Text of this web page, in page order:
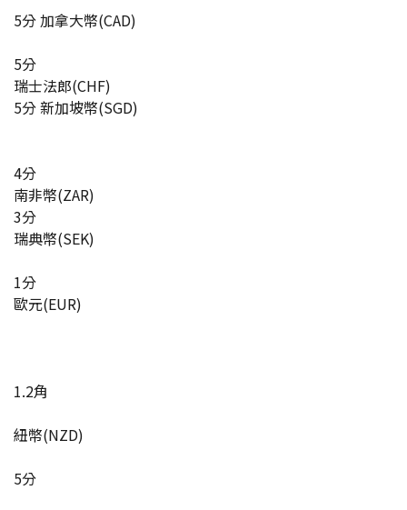
5分 加拿大幣(CAD)
5分
瑞士法郎(CHF)
5分 新加坡幣(SGD)
4分
南非幣(ZAR)
3分
瑞典幣(SEK)
1分
歐元(EUR)
1.2角
紐幣(NZD)
5分